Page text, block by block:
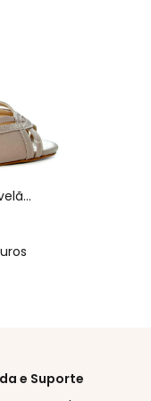
e Suporte